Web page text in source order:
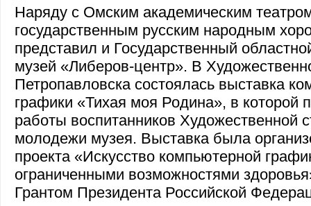
Наряду с Омским академическим
государственным русским народным
представил и Государственный
музей «Либеров-центр». В
Петропавловска состоялась выставка
графики «Тихая моя Родина», в которой
работы воспитанников Художественной
молодежи музея. Выставка была
проекта «Искусство компьютерной
ограниченными возможностями
Грантом Президента Российской